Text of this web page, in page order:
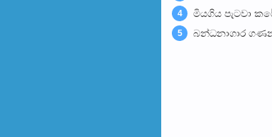
4 මියගිය පැටවා
5 බන්ධනාගාර